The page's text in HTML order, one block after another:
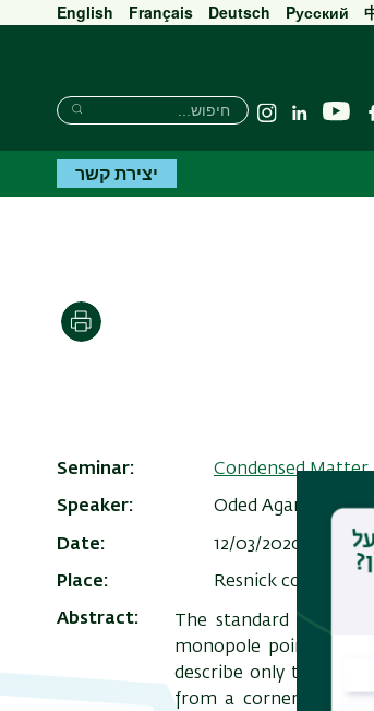
English Français Deutsch Pусский
פייסבוקיוטיוב Linkedin
Instagram
חיפוש
חיפוש
חיפוש
יצירת קשר
הדפסה
Seminar Condensed Matter
Speaker Oded Agam
Date 12/03/2020 , 14:30
Place Resnick
Abstract
The standard theory
monopole point
describe only their
from a cornerstone